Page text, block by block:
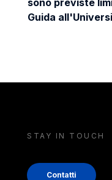
sono previste
Guida
STAY IN TOUCH
Contatti